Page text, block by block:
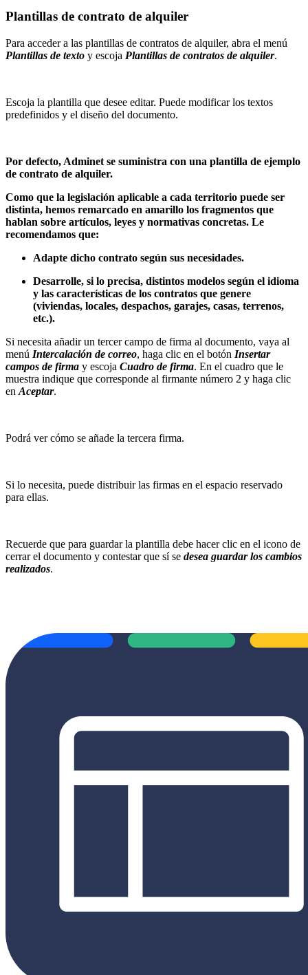
Plantillas de contrato de alquiler
Para acceder a las plantillas de contratos de alquiler, abra el menú
Plantillas de texto y escoja Plantillas de contratos de alquiler.
Escoja la plantilla que desee editar. Puede modificar los textos
predefinidos y el diseño del documento.
Por defecto, Adminet se suministra con una plantilla de ejemplo
de contrato de alquiler.
Como que la legislación aplicable a cada territorio puede ser
distinta, hemos remarcado en amarillo los fragmentos que
hablan sobre artículos, leyes y normativas concretas. Le
recomendamos que:
Adapte dicho contrato según sus necesidades.
Desarrolle, si lo precisa, distintos modelos según el idioma
y las características de los contratos que genere
(viviendas, locales, despachos, garajes, casas, terrenos,
etc.).
Si necesita añadir un tercer campo de firma al documento, vaya al
menú Intercalación de correo, haga clic en el botón Insertar
campos de firma y escoja Cuadro de firma. En el cuadro que le
muestra indique que corresponde al firmante número 2 y haga clic
en Aceptar.
Podrá ver cómo se añade la tercera firma.
Si lo necesita, puede distribuir las firmas en el espacio reservado
para ellas.
Recuerde que para guardar la plantilla debe hacer clic en el icono de
cerrar el documento y contestar que sí se desea guardar los cambios
realizados.